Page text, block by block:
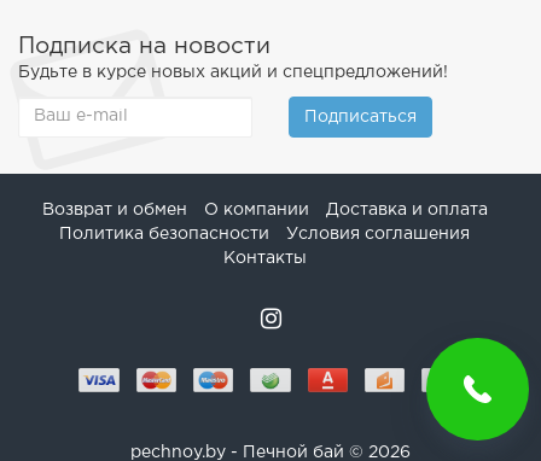
Подписка на новости
Будьте в курсе новых акций и спецпредложений!
Подписаться
Возврат и обмен О компании
Доставка и оплата
Политика безопасности
Условия соглашения
Контакты
pechnoy.by - Печной бай © 2026